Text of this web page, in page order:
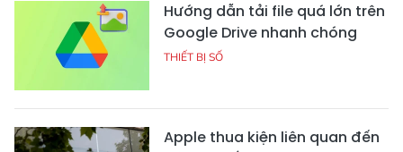
Hướng dẫn tải file quá lớn trên
Google Drive nhanh chóng
THIẾT BỊ SỐ
Apple thua kiện liên quan đến